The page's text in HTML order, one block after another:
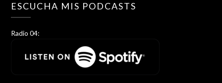
ESCUCHA MIS PODCASTS
Radio 04: